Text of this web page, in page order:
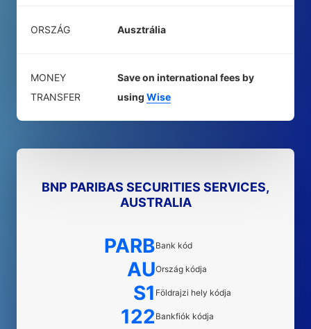
ORSZÁG Ausztrália
MONEY
TRANSFER
Save on international fees by
using Wise
BNP PARIBAS SECURITIES SERVICES,
AUSTRALIA
PARBBank kód
AUOrszág kódja
S1 Földrajzi hely kódja
122Bankfiók kódja